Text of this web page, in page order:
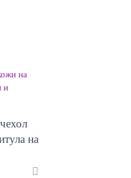
на
и
на